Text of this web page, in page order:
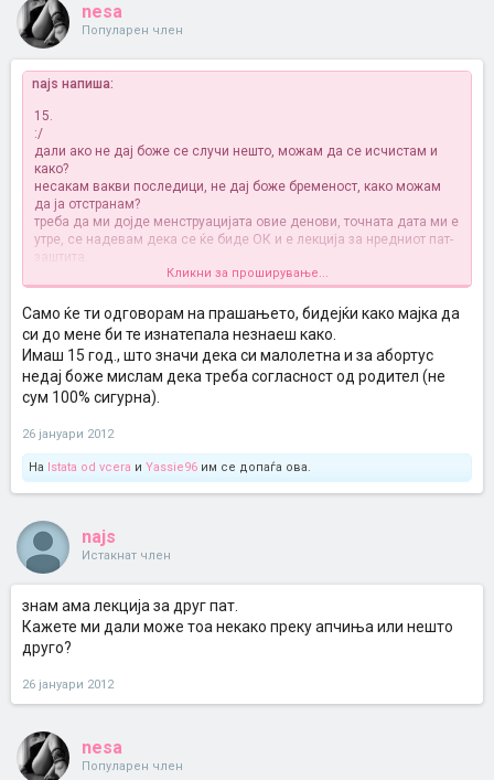
nesa
Популарен член
najs напиша:
15.
:/
дали ако не дај боже се случи нешто, можам да се исчистам и
како?
несакам вакви последици, не дај боже бременост, како можам
да ја отстранам?
треба да ми дојде менструацијата овие денови, точната дата ми е
утре, се надевам дека се ќе биде ОК и е лекција за нредниот пат-
заштита.
Одговорете на прашањетоКликни за проширување...
Само ќе ти одговорам на прашањето, бидејќи како мајка да
си до мене би те изнатепала незнаеш како.
Имаш 15 год., што значи дека си малолетна и за абортус
недај боже мислам дека треба согласност од родител (не
сум 100% сигурна).
26 јануари 2012
На Istata od vcera и Yassie96 им се допаѓа ова.
najs
Истакнат член
знам ама лекција за друг пат.
Кажете ми дали може тоа некако преку апчиња или нешто
друго?
26 јануари 2012
nesa
Популарен член